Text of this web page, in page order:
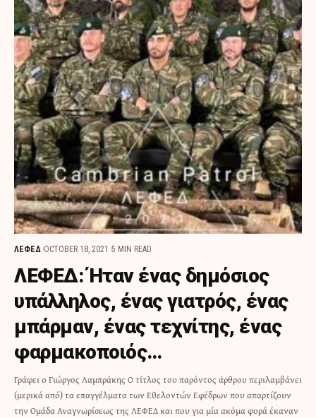
ΛΕΦΕΔ OCTOBER 18, 2021 5 MIN READ
ΛΕΦΕΔ: Ήταν ένας δημόσιος
υπάλληλος, ένας γιατρός, ένας
μπάρμαν, ένας τεχνίτης, ένας
φαρμακοποιός…
Γράφει ο Γιώργος Λαμπράκης Ο τίτλος του παρόντος άρθρου περιλαμβάνει
(μερικά από) τα επαγγέλματα των Εθελοντών Εφέδρων που απαρτίζουν
την Ομάδα Αναγνωρίσεως της ΛΕΦΕΔ και που για μία ακόμα φορά έκαναν